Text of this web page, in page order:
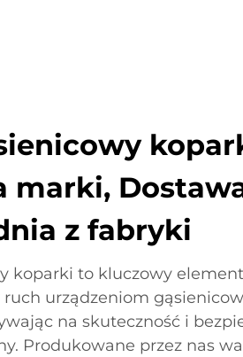
marki,
z fabryki
koparki to kluczowy
urządzeniom
na skuteczność i
Produkowane przez nas